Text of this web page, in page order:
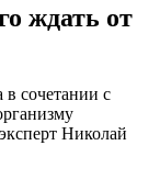
ждать от
сочетании с
Николай